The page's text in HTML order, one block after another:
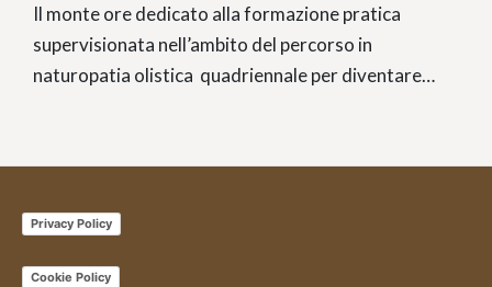
Il monte ore dedicato alla formazione pratica
supervisionata nell’ambito del percorso in
naturopatia olistica quadriennale per diventare…
Privacy Policy
Cookie Policy